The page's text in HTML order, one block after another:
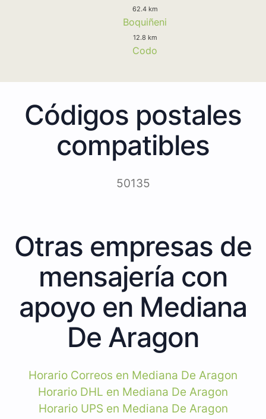
62.4 km
Boquiñeni
12.8 km
Codo
Códigos postales
compatibles
50135
Otras empresas de
mensajería con
apoyo en Mediana
De Aragon
Horario Correos en Mediana De Aragon
Horario DHL en Mediana De Aragon
Horario UPS en Mediana De Aragon